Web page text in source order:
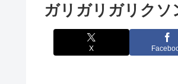
ガリガリガリク
X